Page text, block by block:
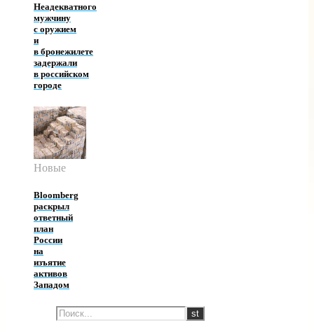
Неадекватного
мужчину
с оружием
и
в бронежилете
задержали
в российском
городе
Новые
Bloomberg
раскрыл
ответный
план
России
на
изъятие
активов
Западом